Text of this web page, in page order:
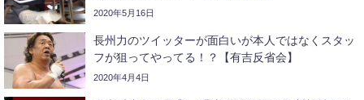
2020年5月16日
長州力のツイッターが面白いが本人ではなくスタッ
フが狙ってやってる！？【有吉反省会】
2020年4月4日